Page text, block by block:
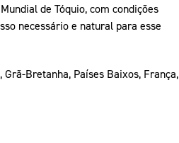
de Tóquio, com condições
necessário e natural para esse
Bretanha, Países Baixos, França,